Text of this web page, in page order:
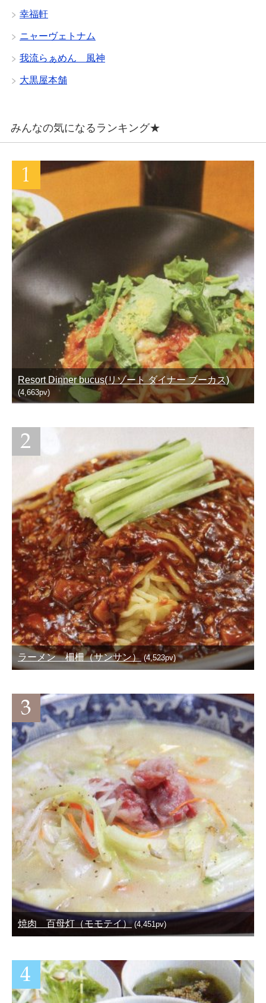
幸福軒
ニャーヴェトナム
我流らぁめん 風神
大黒屋本舗
みんなの気になるランキング★
Resort Dinner bucus(リゾート ダイナー ブーカス)
(4,663pv)
ラーメン 柵柵（サンサン） (4,523pv)
焼肉 百母灯（モモテイ）(4,451pv)